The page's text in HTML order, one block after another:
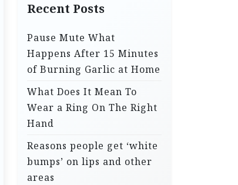
Recent Posts
Pause Mute What
Happens After 15 Minutes
of Burning Garlic at Home
What Does It Mean To
Wear a Ring On The Right
Hand
Reasons people get ‘white
bumps’ on lips and other
areas